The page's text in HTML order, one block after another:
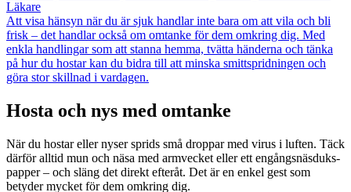
Läkare
Att visa hänsyn när du är sjuk handlar inte bara om att vila och bli
frisk – det handlar också om omtanke för dem omkring dig. Med
enkla handlingar som att stanna hemma, tvätta händerna och tänka
på hur du hostar kan du bidra till att minska smittspridningen och
göra stor skillnad i vardagen.
Hosta och nys med omtanke
När du hostar eller nyser sprids små droppar med virus i luften. Täck
därför alltid mun och näsa med armvecket eller ett engångsnäsduks­
papper – och släng det direkt efteråt. Det är en enkel gest som
betyder mycket för dem omkring dig.